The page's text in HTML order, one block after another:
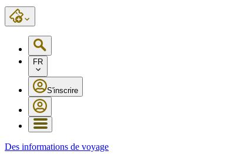
FR
S'inscrire
Des informations de voyage